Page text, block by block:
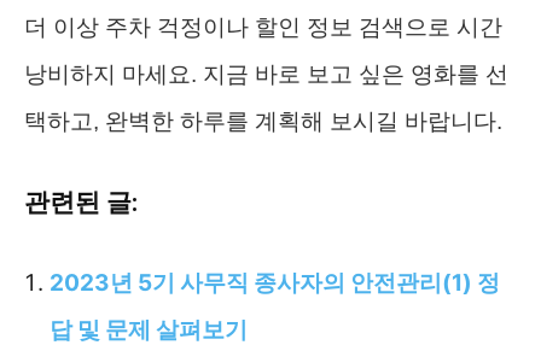
더 이상 주차 걱정이나 할인 정보 검색으로 시간
낭비하지 마세요. 지금 바로 보고 싶은 영화를 선
택하고, 완벽한 하루를 계획해 보시길 바랍니다.
관련된 글:
2023년 5기 사무직 종사자의 안전관리(1) 정
답 및 문제 살펴보기